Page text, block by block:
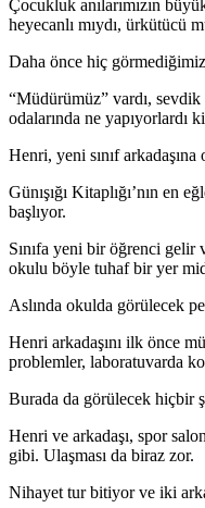
Çocukluk anılarımızın
heyecanlı mıydı, ürkütücü
Daha önce hiç
“Müdürümüz” vardı,
odalarında ne yapıyorlardı
Henri, yeni sınıf
Günışığı Kitaplığı’nın
başlıyor.
Sınıfa yeni bir öğrenci
okulu böyle tuhaf bir yer
Aslında okulda görülecek
Henri arkadaşını ilk önce
problemler, laboratuvarda
Burada da görülecek hiçbir
Henri ve arkadaşı, spor
gibi. Ulaşması da biraz zor.
Nihayet tur bitiyor ve iki